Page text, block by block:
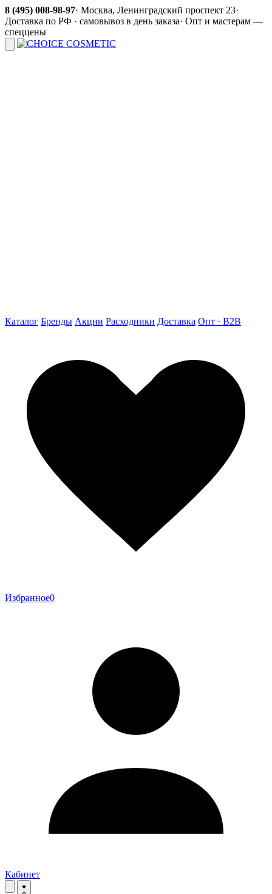
8 (495) 008-98-97· Москва, Ленинградский проспект 23·
Доставка по РФ · самовывоз в день заказа· Опт и мастерам —
спеццены
Каталог Бренды Акции Расходники Доставка Опт · B2B
Избранное0
Кабинет